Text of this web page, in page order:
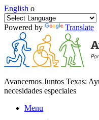
English o
Powered by Translate
Avancemos Juntos Texas:
necesidades especiales
Menu